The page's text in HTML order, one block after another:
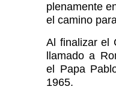
plenamente
el camino
Al finalizar el
llamado a
el Papa
1965.